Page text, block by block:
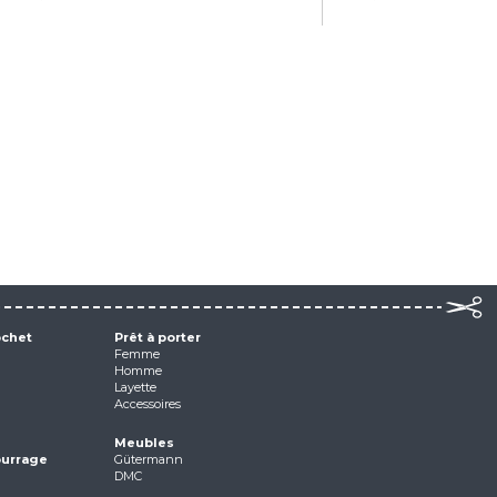
Prêt à porter
Femme
Homme
Layette
Accessoires
Meubles
Gütermann
DMC